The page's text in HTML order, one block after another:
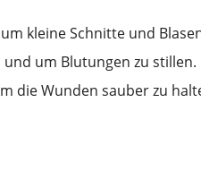
kleine Schnitte und
um Blutungen zu stillen.
die Wunden sauber zu